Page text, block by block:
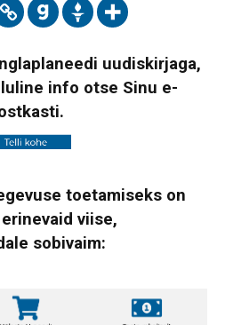
uudiskirjaga,
info otse Sinu e-
toetamiseks on
viise,
sobivaim: